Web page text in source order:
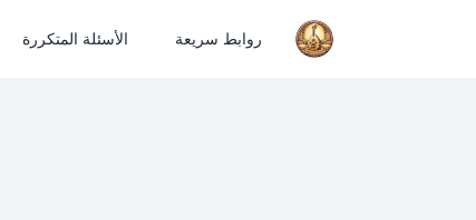
روابط سريعة الأسئلة المتكررة